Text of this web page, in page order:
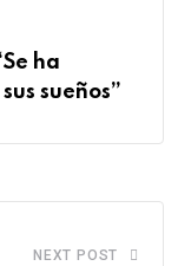
ha
sueños”
NEXT POST